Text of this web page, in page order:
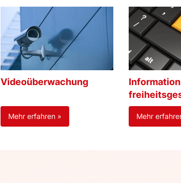
Videoüberwachung
Mehr erfahren » Mehr